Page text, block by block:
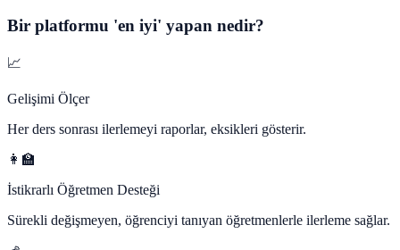
Bir platformu 'en iyi' yapan nedir?
📈
Gelişimi Ölçer
Her ders sonrası ilerlemeyi raporlar, eksikleri gösterir.
👩‍🏫
İstikrarlı Öğretmen Desteği
Sürekli değişmeyen, öğrenciyi tanıyan öğretmenlerle ilerleme sağlar.